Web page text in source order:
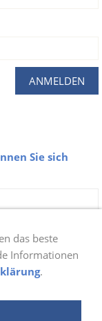
Sie sich
nur Aktive
Zugang.
hast, prüfen
danach
wird ein bis
das beste
Informationen
.